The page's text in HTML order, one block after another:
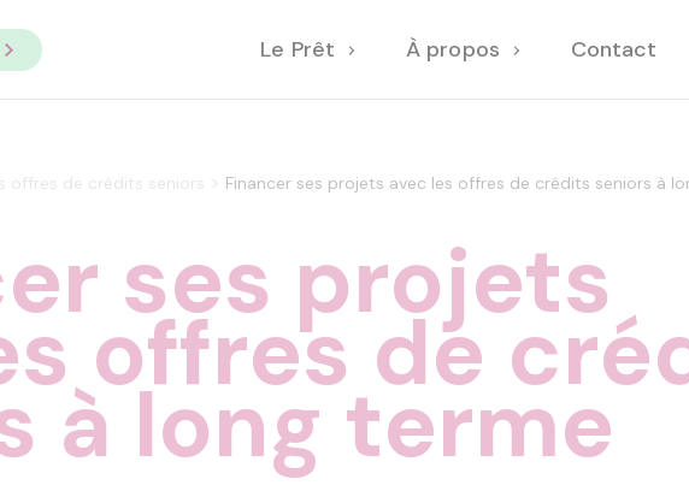
Le Prêt À propos Contact
offres de crédits seniors Financer ses projets avec les offres de crédits seniors à
ses projets
offres de
à long terme